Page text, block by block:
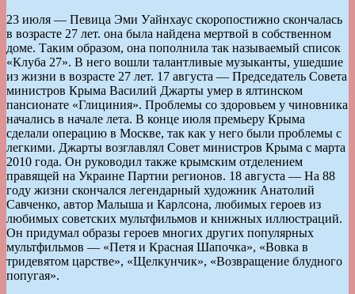
23 июля — Певица Эми Уайнхаус скоропостижно скончалась
в возрасте 27 лет. она была найдена мертвой в собственном
доме. Таким образом, она пополнила так называемый список
«Клуба 27». В него вошли талантливые музыканты, ушедшие
из жизни в возрасте 27 лет. 17 августа — Председатель Совета
министров Крыма Василий Джарты умер в ялтинском
пансионате «Глициния». Проблемы со здоровьем у чиновника
начались в начале лета. В конце июля премьеру Крыма
сделали операцию в Москве, так как у него были проблемы с
легкими. Джарты возглавлял Совет министров Крыма с марта
2010 года. Он руководил также крымским отделением
правящей на Украине Партии регионов. 18 августа — На 88
году жизни скончался легендарный художник Анатолий
Савченко, автор Малыша и Карлсона, любимых героев из
любимых советских мультфильмов и книжных иллюстраций.
Он придумал образы героев многих других популярных
мультфильмов — «Петя и Красная Шапочка», «Вовка в
тридевятом царстве», «Щелкунчик», «Возвращение блудного
попугая».